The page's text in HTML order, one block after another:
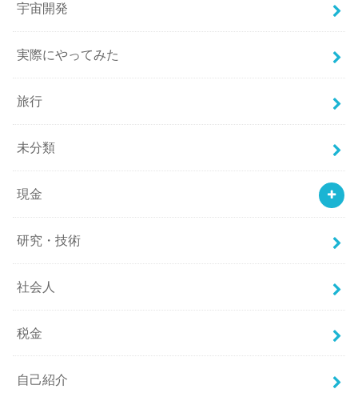
宇宙開発
実際にやってみた
旅行
未分類
現金
研究・技術
社会人
税金
自己紹介